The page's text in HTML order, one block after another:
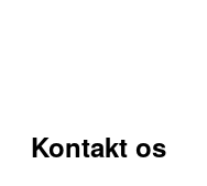
Kontakt os
Bæredygtighed